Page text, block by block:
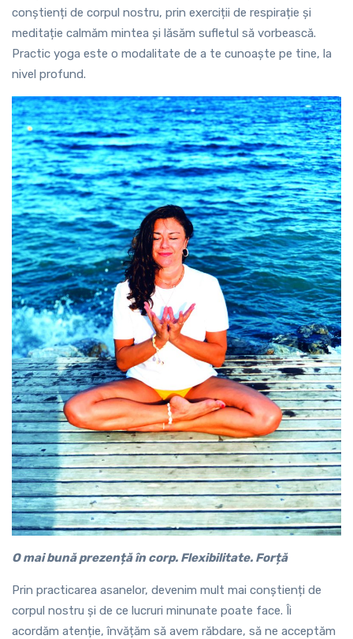
conștienți de corpul nostru, prin exerciții de respirație și
meditație calmăm mintea și lăsăm sufletul să vorbească.
Practic yoga este o modalitate de a te cunoaște pe tine, la
nivel profund.
O mai bună prezență în corp. Flexibilitate. Forță
Prin practicarea asanelor, devenim mult mai conștienți de
corpul nostru și de ce lucruri minunate poate face. Îi
acordăm atenție, învățăm să avem răbdare, să ne acceptăm